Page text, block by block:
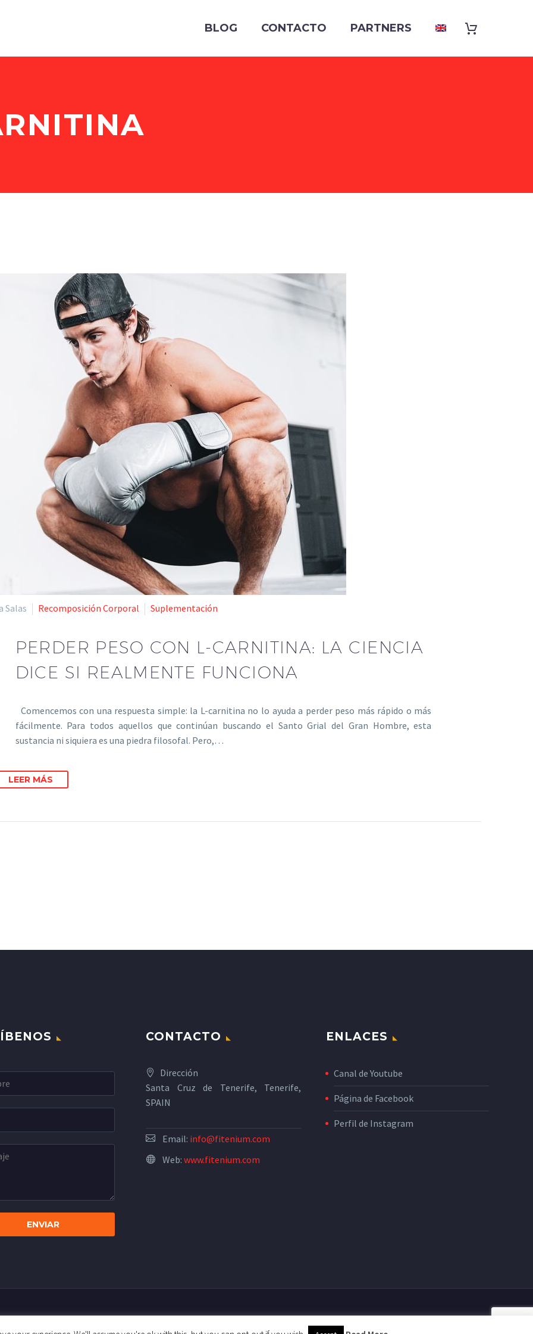
BLOG CONTACTO PARTNERS
Salas Recomposición Corporal Suplementación
PERDER PESO CON L-CARNITINA: LA CIENCIA
DICE SI REALMENTE FUNCIONA
Comencemos con una respuesta simple: la L-carnitina no lo ayuda a perder peso más rápido o más
fácilmente. Para todos aquellos que continúan buscando el Santo Grial del Gran Hombre, esta
sustancia ni siquiera es una piedra filosofal. Pero,…
LEER MÁS
CONTACTO
Dirección
Santa Cruz de Tenerife, Tenerife,
SPAIN
Email: info@fitenium.com
Web: www.fitenium.com
ENLACES
Canal de Youtube
Página de Facebook
Perfil de Instagram